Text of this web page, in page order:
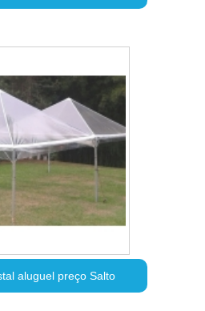
aluguel preço Salto